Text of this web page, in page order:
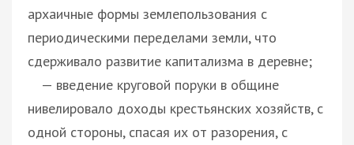
архаичные формы землепользования с
периодическими переделами земли, что
сдерживало развитие капитализма в деревне;
— введение круговой поруки в общине
нивелировало доходы крестьянских хозяйств, с
одной стороны, спасая их от разорения, с